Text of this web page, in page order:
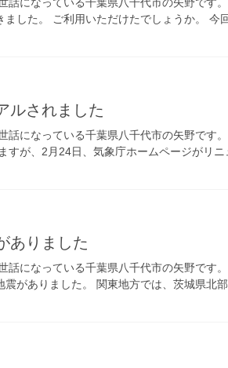
した。 ご利用いただけたでしょうか。 今
ルされました
話になっている千葉県八千代市の矢野です
すが、2月24日、気象庁ホームページがリ
ありました
になっている千葉県八千代市の矢野です。
がありました。 関東地方では、茨城県北